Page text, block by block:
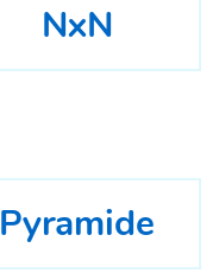
NxN
Pyramide